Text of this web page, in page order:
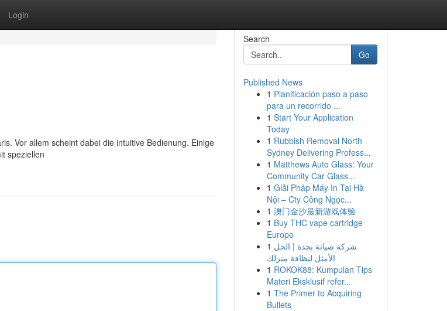
Login
Vor allem scheint dabei die intuitive Bedienung. Einige
speziellen
Search
Go
Published News
1 Planificación paso a paso
para un recorrido ...
1 Start Your Application
Today
1 Rubbish Removal North
Sydney Delivering Profess...
1 Matthews Auto Glass: Your
Community Car Glass...
1 Giải Pháp Máy In Tại Hà
Nội – Cty Công Ngọc...
1 澳门金沙最新游戏体验
1 Buy THC vape cartridge
Europe
1 شركة صيانة بجدة | الحل
الأمثل لنظافة منزلك
1 ROKOK88: Kumpulan Tips
Materi Eksklusif refer...
1 The Primer to Acquiring
Bullets